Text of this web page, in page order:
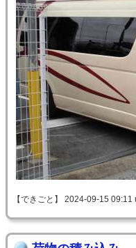
【できごと】 2024-09-15